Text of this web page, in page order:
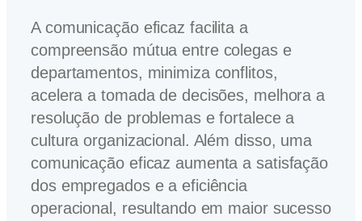
A comunicação eficaz facilita a
compreensão mútua entre colegas e
departamentos, minimiza conflitos,
acelera a tomada de decisões, melhora a
resolução de problemas e fortalece a
cultura organizacional. Além disso, uma
comunicação eficaz aumenta a satisfação
dos empregados e a eficiência
operacional, resultando em maior sucesso